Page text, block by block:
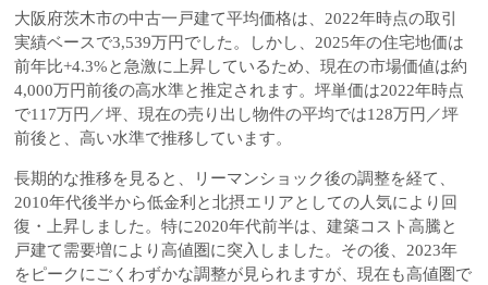
大阪府茨木市の中古一戸建て平均価格は、2022年時点の取引
実績ベースで3,539万円でした。しかし、2025年の住宅地価は
前年比+4.3%と急激に上昇しているため、現在の市場価値は約
4,000万円前後の高水準と推定されます。坪単価は2022年時点
で117万円／坪、現在の売り出し物件の平均では128万円／坪
前後と、高い水準で推移しています。
長期的な推移を見ると、リーマンショック後の調整を経て、
2010年代後半から低金利と北摂エリアとしての人気により回
復・上昇しました。特に2020年代前半は、建築コスト高騰と
戸建て需要増により高値圏に突入しました。その後、2023年
をピークにごくわずかな調整が見られますが、現在も高値圏で